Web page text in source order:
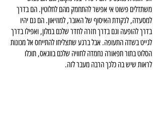
משתדלים פשוט אי אפשר להתחמק מהם לחלוטין. הם בדרך
למסעדה, לנקודת האיסוף של האובר, למוזיאון. הם גם יהיו
בדרך להופעה וגם בדרך חזרה לחדר שלכם במלון, ואפילו בדרך
לגייט בשדה התעופה. אבל ברגע שתצליחו להתייחס אל מכונות
הסלוט בתור תפאורה נחמדה לחוויה שלכם בווגאס, תוכלו
לראות שיש בה כלכך הרבה מעבר לזה.